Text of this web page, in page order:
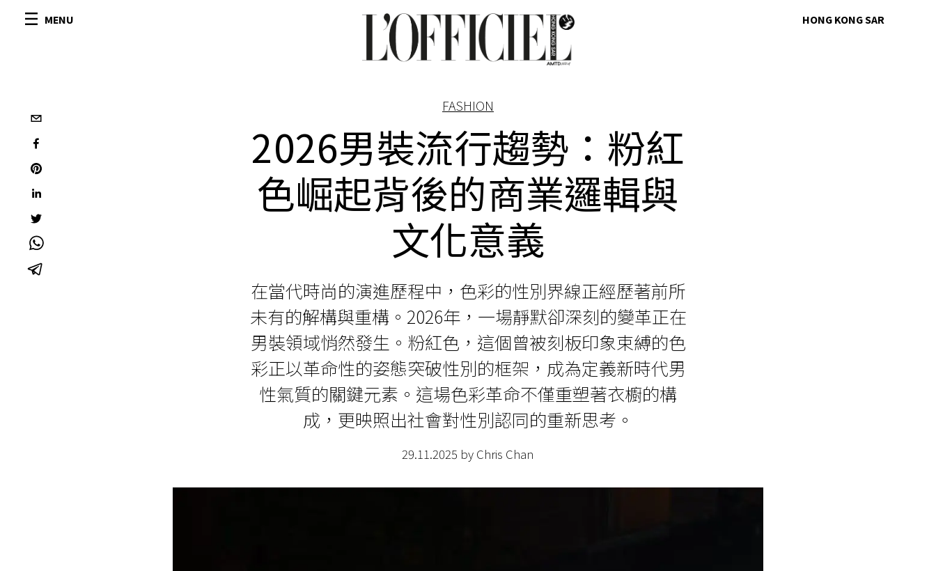
MENU HONG KONG SAR
FASHION
2026男裝流行趨勢：粉紅
色崛起背後的商業邏輯與
文化意義
在當代時尚的演進歷程中，色彩的性別界線正經歷著前所
未有的解構與重構。2026年，一場靜默卻深刻的變革正在
男裝領域悄然發生。粉紅色，這個曾被刻板印象束縛的色
彩正以革命性的姿態突破性別的框架，成為定義新時代男
性氣質的關鍵元素。這場色彩革命不僅重塑著衣櫥的構
成，更映照出社會對性別認同的重新思考。
29.11.2025 by Chris Chan